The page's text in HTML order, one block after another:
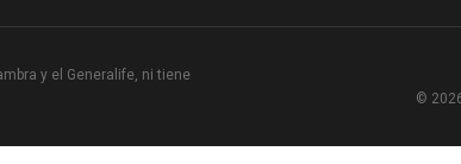
y el Generalife, ni tiene
©